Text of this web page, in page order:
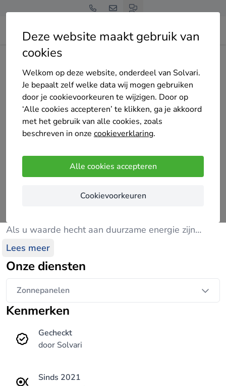
Deze website maakt gebruik van
cookies
Welkom op deze website, onderdeel van Solvari.
Je bepaalt zelf welke data wij mogen gebruiken
door je cookievoorkeuren te wijzigen. Door op
‘Alle cookies accepteren’ te klikken, ga je akkoord
met het gebruik van alle cookies, zoals
beschreven in onze cookieverklaring.
Alle cookies accepteren
Cookievoorkeuren
Home Bedrijven overzicht
Solarsjop
(1 reviews)
Zonnepanelen zijn de afgelopen steeds efficiënter
Als u waarde hecht aan duurzame energie zijn
zonnepanelen daarom een logische keuze. De grote
vooruitgangen in efficiëntie maken dat
zonnepanelen een interessante investering zijn. Na
installatie heeft u met de huidige energieprijzen een
terugverdientijd van 5 tot 8 jaar waardoor het
investeringsrendement tussen de 10 en 15% ligt.
Bij Solarsjop kunt u terecht voor uitgebreid advies
en een vakkundige installatie.
Lees meer
Onze diensten
Zonnepanelen
Kenmerken
Gecheckt
door Solvari
Sinds 2021